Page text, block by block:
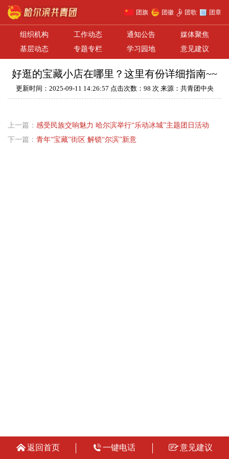
团旗 团徽 团歌 团章
组织机构 工作动态 通知公告
媒体聚焦
基层动态
专题专栏 学习园地 意见建议
好逛的宝藏小店在哪里？这里有份详细指南~~
更新时间：2025-09-11 14:26:57 点击次数：98 次 来源：共青团中央
上一篇： 感受民族交响魅力 哈尔滨举行“乐动冰城”主题团日活动
下一篇： 青年“宝藏”街区 解锁“尔滨”新意
返回首页 一键电话 意见建议